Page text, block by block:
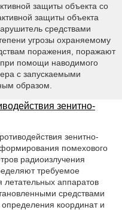
защиты объекта со
защиты объекта
средствами
угрозы охраняемому
поражения, поражают
помощи наводимого
с запускаемыми
образом.
зенитно-
зенитно-
помехового
радиоизлучения
требуемое
аппаратов
средствами
координат и